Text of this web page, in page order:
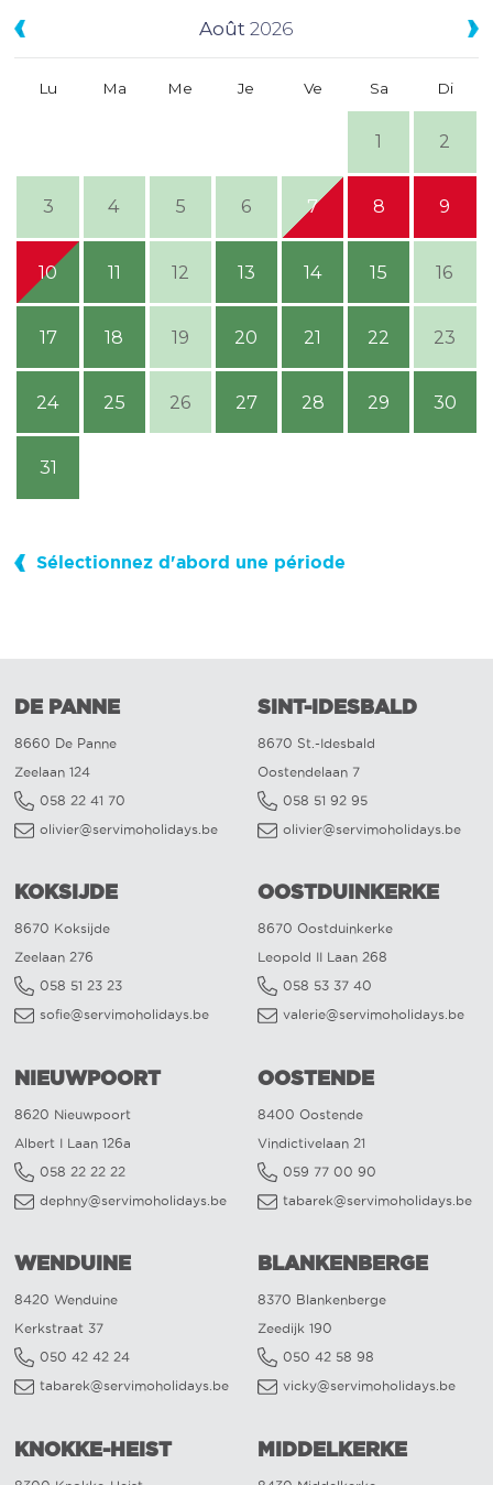
Août 2026
Lu Ma Me Je Ve Sa Di
1 2
3 4 5 6 7 8 9
10 11 12 13 14 15 16
17 18 19 20 21 22 23
24 25 26 27 28 29 30
31
Sélectionnez d'abord une période
DE PANNE
8660 De Panne
Zeelaan 124
058 22 41 70
olivier@servimoholidays.be
SINT-IDESBALD
8670 St.-Idesbald
Oostendelaan 7
058 51 92 95
olivier@servimoholidays.be
KOKSIJDE
8670 Koksijde
Zeelaan 276
058 51 23 23
sofie@servimoholidays.be
OOSTDUINKERKE
8670 Oostduinkerke
Leopold II Laan 268
058 53 37 40
valerie@servimoholidays.be
NIEUWPOORT
8620 Nieuwpoort
Albert I Laan 126a
058 22 22 22
dephny@servimoholidays.be
OOSTENDE
8400 Oostende
Vindictivelaan 21
059 77 00 90
tabarek@servimoholidays.be
WENDUINE
8420 Wenduine
Kerkstraat 37
050 42 42 24
tabarek@servimoholidays.be
BLANKENBERGE
8370 Blankenberge
Zeedijk 190
050 42 58 98
vicky@servimoholidays.be
KNOKKE-HEIST MIDDELKERKE